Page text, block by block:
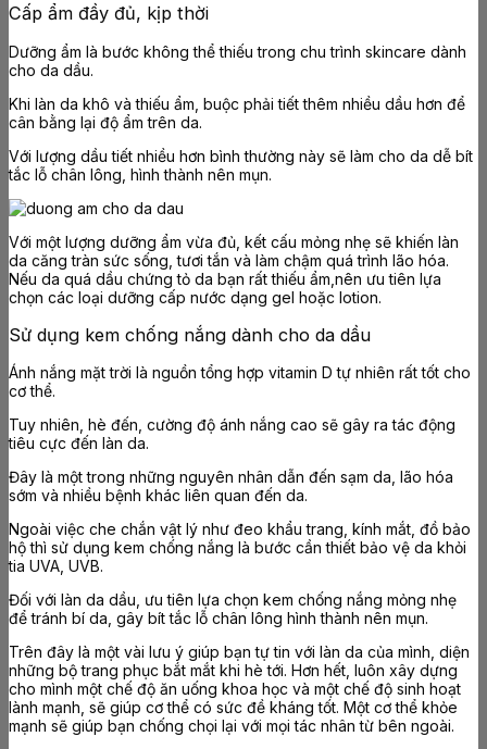
Cấp ẩm đầy đủ, kịp thời
Dưỡng ẩm là bước không thể thiếu trong chu trình skincare dành
cho da dầu.
Khi làn da khô và thiếu ẩm, buộc phải tiết thêm nhiều dầu hơn để
cân bằng lại độ ẩm trên da.
Với lượng dầu tiết nhiều hơn bình thường này sẽ làm cho da dễ bít
tắc lỗ chân lông, hình thành nên mụn.
Với một lượng dưỡng ẩm vừa đủ, kết cấu mỏng nhẹ sẽ khiến làn
da căng tràn sức sống, tươi tắn và làm chậm quá trình lão hóa.
Nếu da quá dầu chứng tỏ da bạn rất thiếu ẩm,nên ưu tiên lựa
chọn các loại dưỡng cấp nước dạng gel hoặc lotion.
Sử dụng kem chống nắng dành cho da dầu
Ánh nắng mặt trời là nguồn tổng hợp vitamin D tự nhiên rất tốt cho
cơ thể.
Tuy nhiên, hè đến, cường độ ánh nắng cao sẽ gây ra tác động
tiêu cực đến làn da.
Đây là một trong những nguyên nhân dẫn đến sạm da, lão hóa
sớm và nhiều bệnh khác liên quan đến da.
Ngoài việc che chắn vật lý như đeo khẩu trang, kính mắt, đồ bảo
hộ thì sử dụng kem chống nắng là bước cần thiết bảo vệ da khỏi
tia UVA, UVB.
Đối với làn da dầu, ưu tiên lựa chọn kem chống nắng mỏng nhẹ
để tránh bí da, gây bít tắc lỗ chân lông hình thành nên mụn.
Trên đây là một vài lưu ý giúp bạn tự tin với làn da của mình, diện
những bộ trang phục bắt mắt khi hè tới. Hơn hết, luôn xây dựng
cho mình một chế độ ăn uống khoa học và một chế độ sinh hoạt
lành mạnh, sẽ giúp cơ thể có sức đề kháng tốt. Một cơ thể khỏe
mạnh sẽ giúp bạn chống chọi lại với mọi tác nhân từ bên ngoài.